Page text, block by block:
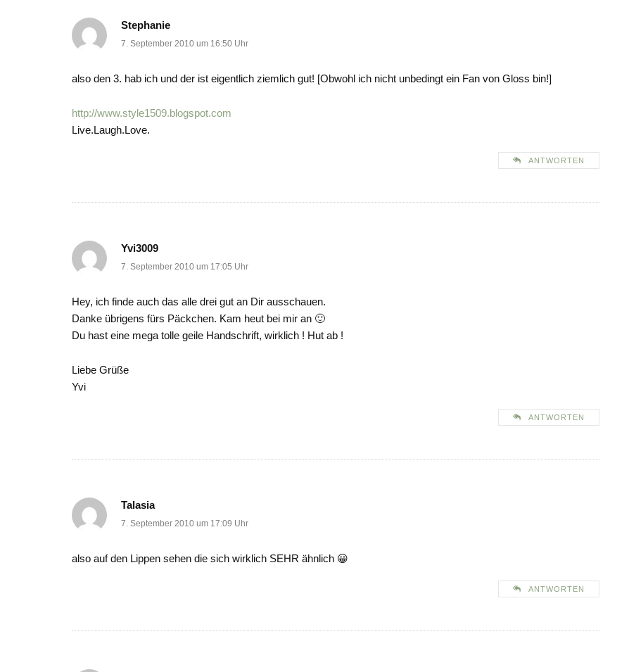
Stephanie
7. September 2010 um 16:50 Uhr
also den 3. hab ich und der ist eigentlich ziemlich gut! [Obwohl ich nicht unbedingt ein Fan von Gloss bin!]
http://www.style1509.blogspot.com
Live.Laugh.Love.
ANTWORTEN
Yvi3009
7. September 2010 um 17:05 Uhr
Hey, ich finde auch das alle drei gut an Dir ausschauen.
Danke übrigens fürs Päckchen. Kam heut bei mir an 🙂
Du hast eine mega tolle geile Handschrift, wirklich ! Hut ab !
Liebe Grüße
Yvi
ANTWORTEN
Talasia
7. September 2010 um 17:09 Uhr
also auf den Lippen sehen die sich wirklich SEHR ähnlich 😀
ANTWORTEN